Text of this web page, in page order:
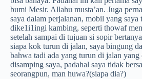
bumi Mesir. Allahu musta’an. Juga
saya dalam perjalanan, mobil yang saya
dike1i1ingi kambing, seperti thowaf
setelah sampai di tujuan si sopir
siapa kok turun di jalan, saya bingung
bahwa tadi ada yang turun di jalan yang
disamping saya, padahal saya tidak
seorangpun, man huwa?(siapa dia?)